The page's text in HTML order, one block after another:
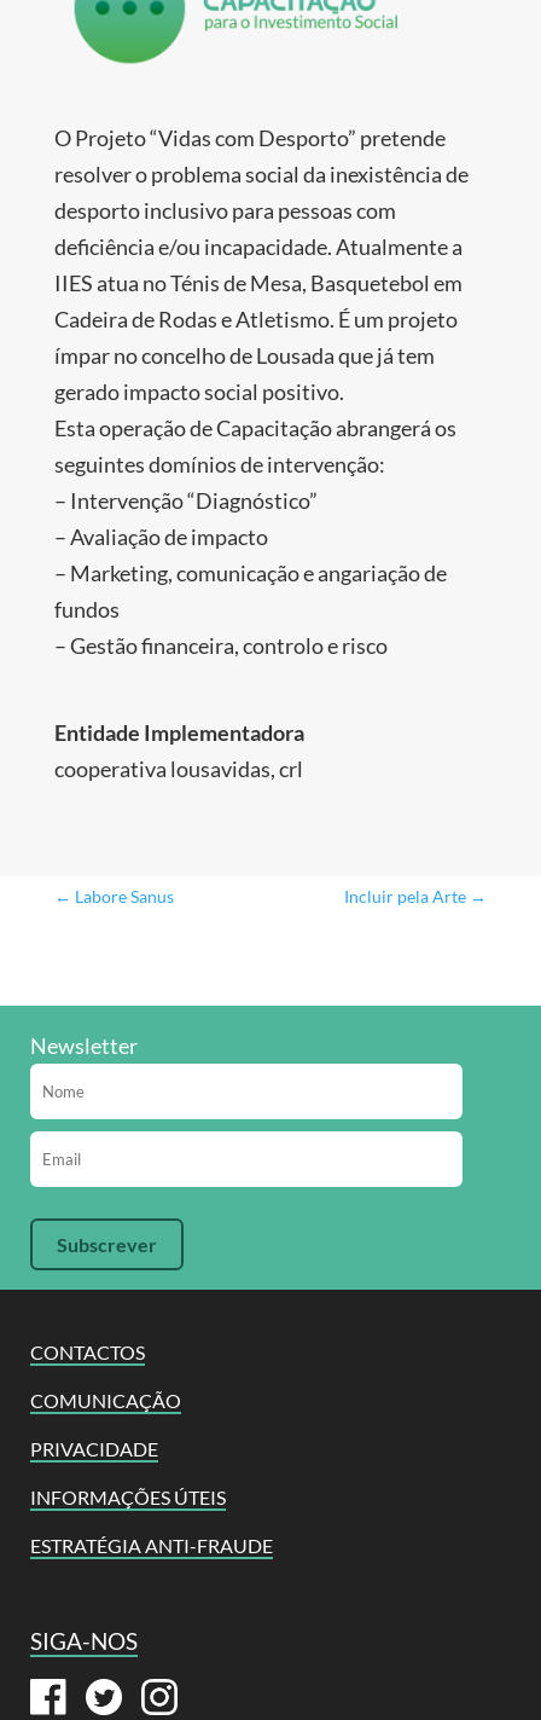
O Projeto “Vidas com Desporto” pretende
resolver o problema social da inexistência de
desporto inclusivo para pessoas com
deficiência e/ou incapacidade. Atualmente a
IIES atua no Ténis de Mesa, Basquetebol em
Cadeira de Rodas e Atletismo. É um projeto
ímpar no concelho de Lousada que já tem
gerado impacto social positivo.
Esta operação de Capacitação abrangerá os
seguintes domínios de intervenção:
– Intervenção “Diagnóstico”
– Avaliação de impacto
– Marketing, comunicação e angariação de
fundos
– Gestão financeira, controlo e risco
Entidade Implementadora
cooperativa lousavidas, crl
← Labore Sanus Incluir pela Arte →
CONTACTOS
COMUNICAÇÃO
PRIVACIDADE
INFORMAÇÕES ÚTEIS
ESTRATÉGIA ANTI-FRAUDE
SIGA-NOS
Newsletter